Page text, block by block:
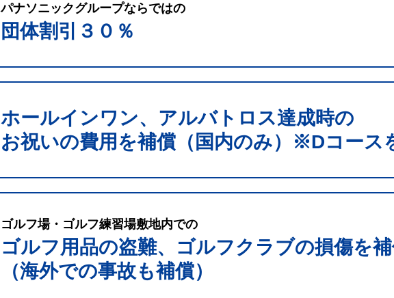
パナソニックグループならではの
団体割引３０％
ホールインワン、アルバトロス達成時の
お祝いの費用を補償（国内のみ）※Dコース
ゴルフ場・ゴルフ練習場敷地内での
ゴルフ用品の盗難、ゴルフクラブの損傷を
（海外での事故も補償）